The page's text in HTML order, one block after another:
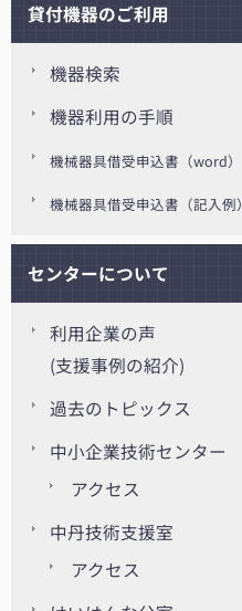
貸付機器のご利用
機器検索
機器利用の手順
機械器具借受申込書（word）
機械器具借受申込書（記入例）
センターについて
利用企業の声
(支援事例の紹介)
過去のトピックス
中小企業技術センター
アクセス
中丹技術支援室
アクセス